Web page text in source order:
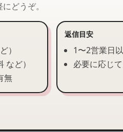
どうぞ。
）
ど）
無
返信目安
1〜2営業日
必要に応じ